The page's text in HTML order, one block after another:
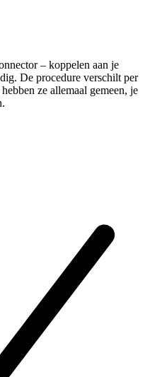
– koppelen aan je
De procedure verschilt per
ze allemaal gemeen, je